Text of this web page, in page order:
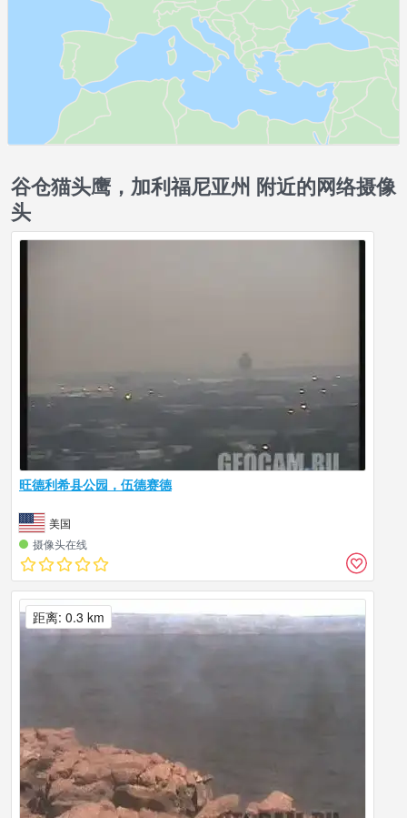
谷仓猫头鹰，加利福尼亚州 附近的网络摄像
头
旺德利希县公园，伍德赛德
美国
摄像头在线
距离: 0.3 km